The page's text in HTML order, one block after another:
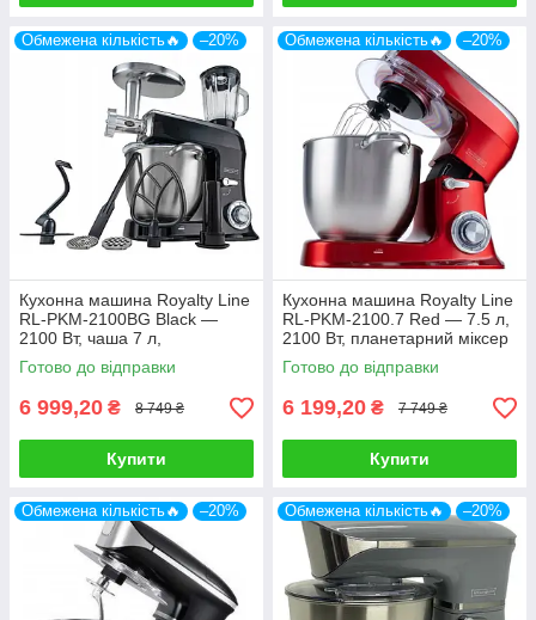
Обмежена кількість🔥 –20%
Кухонна машина Royalty Line
RL-PKM-2100BG Black —
2100 Вт, чаша 7 л,
планетарне змішування, 3
насадки
Готово до відправки
6 999,20 ₴ 8 749 ₴
Купити
Обмежена кількість🔥 –20%
Кухонна машина Royalty Line
RL-PKM-2100.7 Red — 7.5 л,
2100 Вт, планетарний міксер
Готово до відправки
6 199,20 ₴ 7 749 ₴
Купити
Обмежена кількість🔥 –20% Обмежена кількість🔥 –20%